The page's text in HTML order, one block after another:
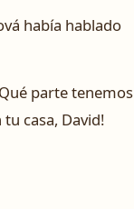
había hablado
parte tenemos
casa, David!